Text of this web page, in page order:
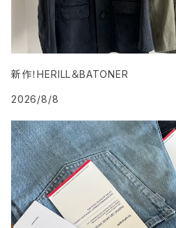
新作！HERILL＆BATONER
2026/8/8